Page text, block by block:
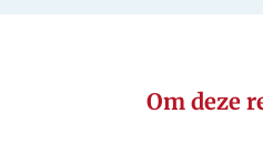
Om deze